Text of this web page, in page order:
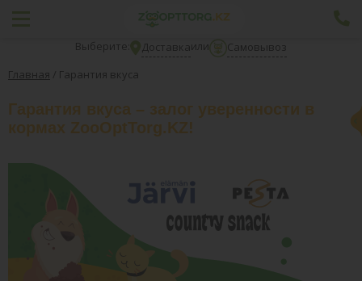
Выберите: Доставкаили
Самовывоз
Главная / Гарантия вкуса
Гарантия вкуса – залог уверенности в
кормах ZooOptTorg.KZ!